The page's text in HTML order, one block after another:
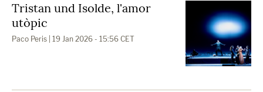
Tristan und Isolde, l'amor
utòpic
Paco Peris | 19 Jan 2026 - 15:56 CET